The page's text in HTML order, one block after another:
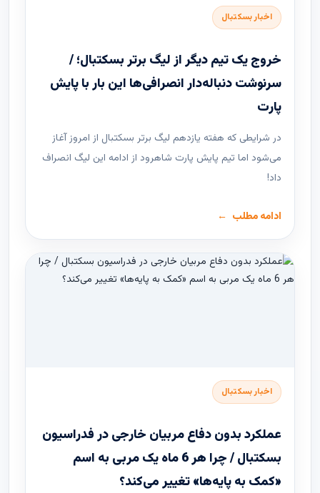
اخبار بسکتبال
خروج یک تیم دیگر از لیگ برتر بسکتبال؛ /
سرنوشت دنباله‌دار انصرافی‌ها این بار با پایش
پارت
در شرایطی که هفته یازدهم لیگ ‌برتر بسکتبال از امروز آغاز
می‌شود اما تیم پایش پارت شاهرود از ادامه این لیگ انصراف
داد!
ادامه مطلب
اخبار بسکتبال
عملکرد بدون دفاع مربیان خارجی در فدراسیون
بسکتبال / چرا هر 6 ماه یک مربی به اسم
«کمک به پایه‌ها» تغییر می‌کند؟